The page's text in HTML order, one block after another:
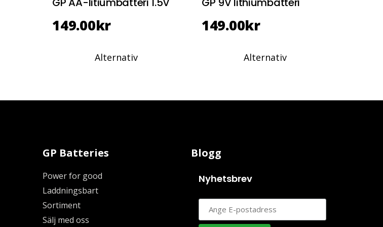
149.00kr
Alternativ
149.00kr
Alternativ
GP Batteries
Power for good
Laddningsbart
Sortiment
Sälj med oss
Blogg
Nyhetsbrev